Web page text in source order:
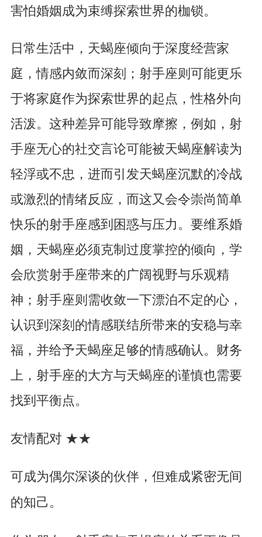
害怕婚姻成为束缚探索世界的枷锁。
日常生活中，天蝎座倾向于深度经营家
庭，情感内敛而深刻；射手座则可能更乐
于将家庭作为探索世界的起点，性格外向
活泼。这种差异可能导致摩擦，例如，射
手座无心的社交言论可能被天蝎座解读为
轻浮或不忠，进而引发天蝎座沉默的冷战
或激烈的情绪反应，而这又会令崇尚简单
快乐的射手座感到困惑与压力。要维系婚
姻，天蝎座必须克制过度掌控的倾向，学
会欣赏射手座带来的广阔视野与乐观精
神；射手座则需收敛一下漂泊不定的心，
认识到深刻的情感联结所带来的安稳与幸
福，并给予天蝎座足够的情感确认。财务
上，射手座的大方与天蝎座的谨慎也需要
找到平衡点。
友情配对 ★★
可成为偶尔深谈的伙伴，但难成紧密无间
的知己。